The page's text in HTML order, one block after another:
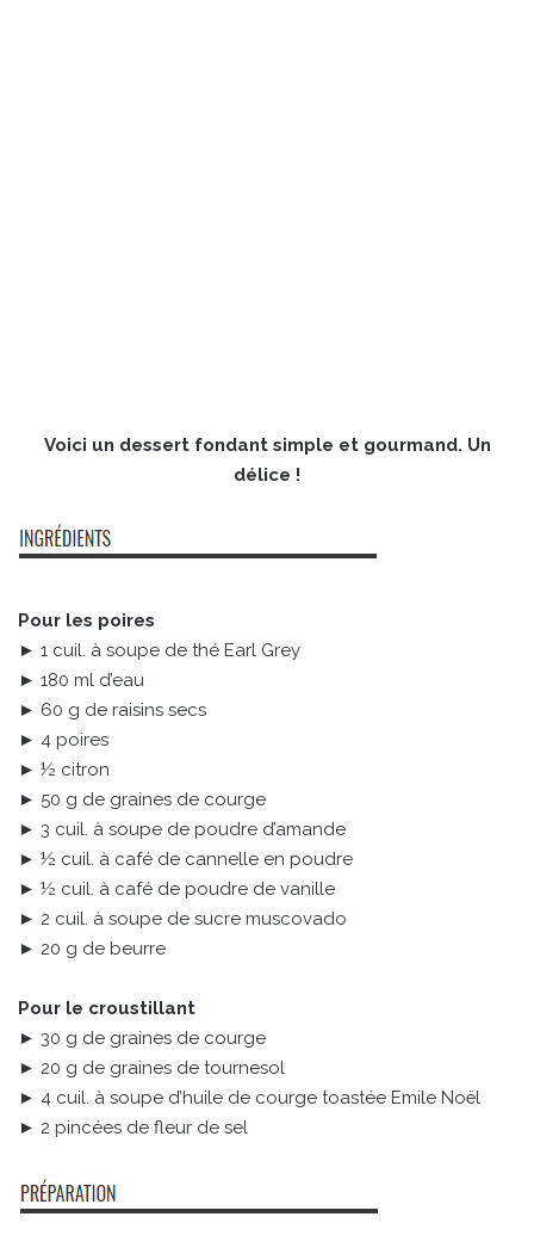
Voici un dessert fondant simple et gourmand. Un
délice !
Pour les poires
► 1 cuil. à soupe de thé Earl Grey
► 180 ml d’eau
► 60 g de raisins secs
► 4 poires
► ½ citron
► 50 g de graines de courge
► 3 cuil. à soupe de poudre d’amande
► ½ cuil. à café de cannelle en poudre
► ½ cuil. à café de poudre de vanille
► 2 cuil. à soupe de sucre muscovado
► 20 g de beurre
Pour le croustillant
► 30 g de graines de courge
► 20 g de graines de tournesol
► 4 cuil. à soupe d’huile de courge toastée Emile Noël
► 2 pincées de fleur de sel